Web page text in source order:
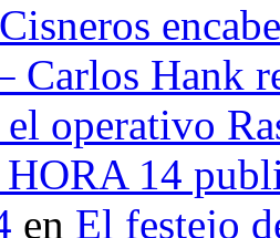
Carlos Hank
el operativo
14
en El festejo